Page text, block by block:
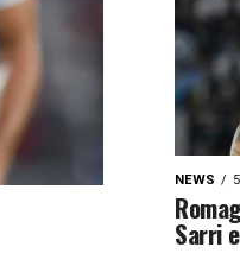
NEWS
Sarri